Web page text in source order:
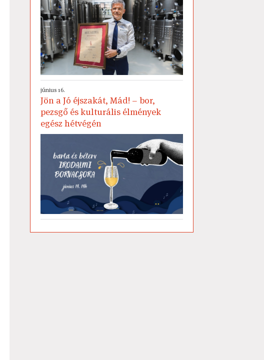
június 16.
Jön a Jó éjszakát, Mád! – bor,
pezsgő és kulturális élmények
egész hétvégén